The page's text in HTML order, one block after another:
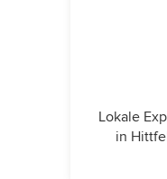
Lokale
in